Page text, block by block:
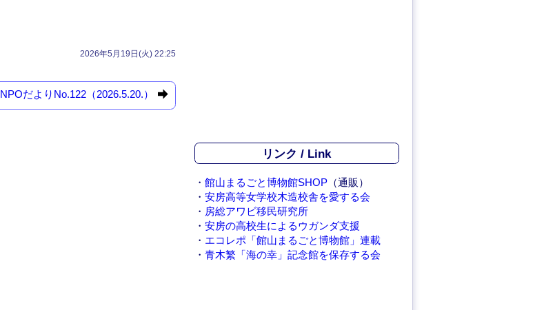
2026年5月19日(火) 22:25
NPOだよりNo.122（2026.5.20.）
リンク / Link
・ 館山まるごと博物館SHOP（通販）
・ 安房高等女学校木造校舎を愛する会
・ 房総アワビ移民研究所
・ 安房の高校生によるウガンダ支援
・ エコレポ「館山まるごと博物館」連載
・ 青木繁「海の幸」記念館を保存する会